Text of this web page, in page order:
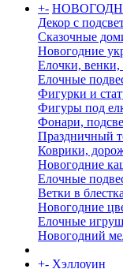
+-
Декор с
Сказочные
Новогодние
Елочки,
Елочные
Фигурки и
Фигуры под
Фонари,
Праздничный
Коврики,
Новогодние
Елочные
Ветки в
Новогодние
Елочные
Новогодний
+- Хэллоуин